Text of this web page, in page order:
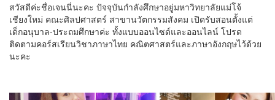
สวัสดีค่ะชื่อเจนนี่นะคะ ปัจจุบันกำลังศึกษาอยู่มหาวิทยาลัยแม่โจ้
เชียงใหม่ คณะศิลปศาสตร์ สาขานวัตกรรมสังคม เปิดรับสอนตั้งแต่
เด็กอนุบาล-ประถมศึกษาค่ะ ทั้งแบบออนไซด์และออนไลน์ โปรด
ติดตามคอร์สเรียนวิชาภาษาไทย คณิตศาสตร์และภาษาอังกฤษไว้ด้วย
นะคะ